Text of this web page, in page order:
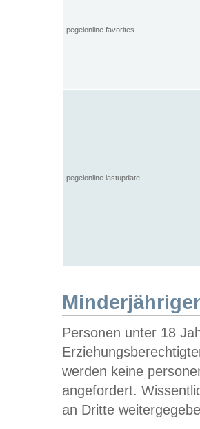
pegelonline.favorites
pegelonline.lastupdate
Personen unter 18
werden keine
angefordert.
an Dritte